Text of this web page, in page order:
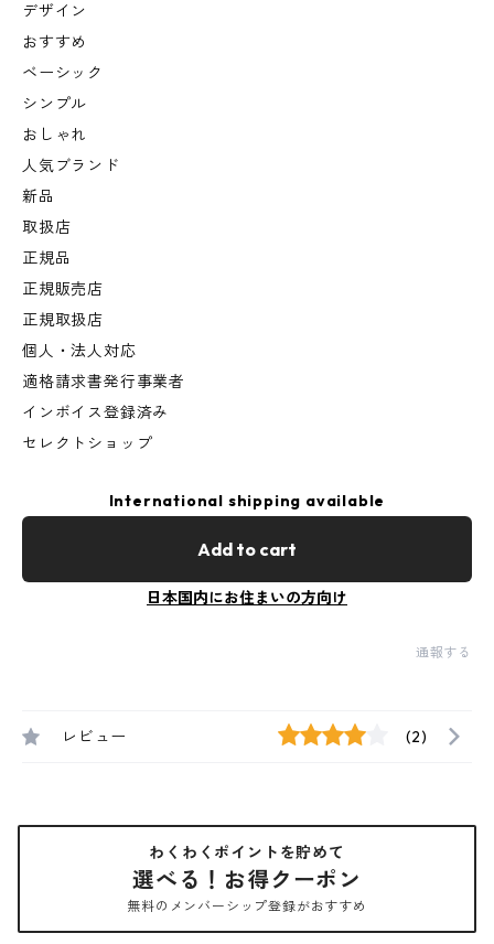
デザイン
おすすめ
ベーシック
シンプル
おしゃれ
人気ブランド
新品
取扱店
正規品
正規販売店
正規取扱店
個人・法人対応
適格請求書発行事業者
インボイス登録済み
セレクトショップ
International shipping available
Add to cart
日本国内にお住まいの方向け
通報する
レビュー (2)
わくわくポイントを貯めて
選べる！お得クーポン
無料のメンバーシップ登録がおすすめ